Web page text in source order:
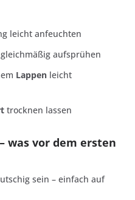
leicht anfeuchten
aufsprühen
Lappen leicht
trocknen lassen
was vor dem ersten
sein – einfach auf